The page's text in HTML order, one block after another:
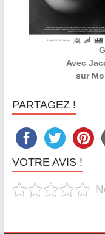
Avec
sur
PARTAGEZ !
VOTRE AVIS !